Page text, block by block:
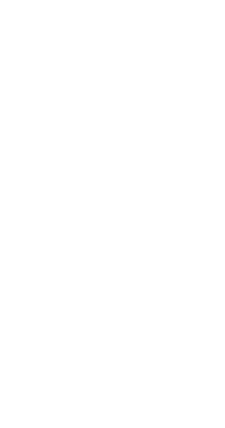
acudía más gente,
percataron de que
En la habitación,
se podía poner más
interior». Después,
experiencias
momento
que les estaba
dos se negaron;
«Ambas lo besaron
superficial en los